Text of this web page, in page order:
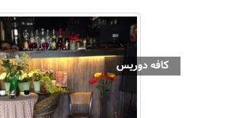
کافه دوریس